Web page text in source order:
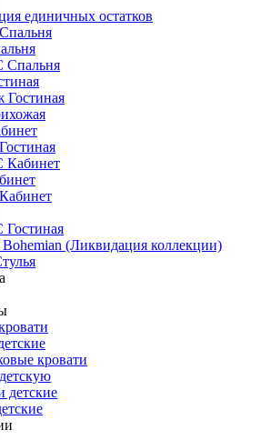
единичных остатков
Спальня
Гостиная
Кабинет
Гостиная
(Ликвидация коллекции)
кровати
детские